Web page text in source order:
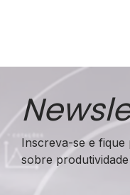
Inscreva-se e fique
sobre